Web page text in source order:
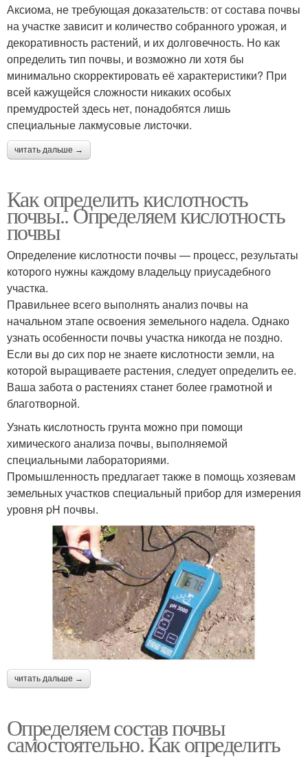
Аксиома, не требующая доказательств: от состава почвы
на участке зависит и количество собранного урожая, и
декоративность растений, и их долговечность. Но как
определить тип почвы, и возможно ли хотя бы
минимально скорректировать её характеристики? При
всей кажущейся сложности никаких особых
премудростей здесь нет, понадобятся лишь
специальные лакмусовые листочки.
читать дальше →
Как определить кислотность
почвы.. Определяем кислотность
почвы
Определение кислотности почвы — процесс, результаты
которого нужны каждому владельцу приусадебного
участка.
Правильнее всего выполнять анализ почвы на
начальном этапе освоения земельного надела. Однако
узнать особенности почвы участка никогда не поздно.
Если вы до сих пор не знаете кислотности земли, на
которой выращиваете растения, следует определить ее.
Ваша забота о растениях станет более грамотной и
благотворной.
Узнать кислотность грунта можно при помощи
химического анализа почвы, выполняемой
специальными лабораториями.
Промышленность предлагает также в помощь хозяевам
земельных участков специальный прибор для измерения
уровня pH почвы.
читать дальше →
Определяем состав почвы
самостоятельно. Как определить